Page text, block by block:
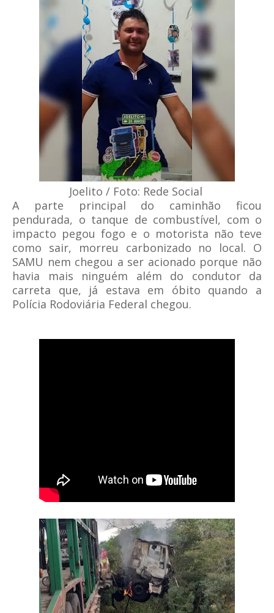
Joelito / Foto: Rede Social
A parte principal do caminhão ficou
pendurada, o tanque de combustível, com o
impacto pegou fogo e o motorista não teve
como sair, morreu carbonizado no local. O
SAMU nem chegou a ser acionado porque não
havia mais ninguém além do condutor da
carreta que, já estava em óbito quando a
Polícia Rodoviária Federal chegou.